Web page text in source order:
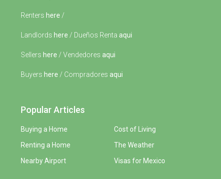
Renters here /
Landlords here / Dueños Renta aqui
Sellers here / Vendedores aqui
Buyers here / Compradores aqui
Popular Articles
Buying a Home
Renting a Home
Nearby Airport
Cost of Living
The Weather
Visas for Mexico